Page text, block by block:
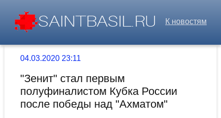
К новостям
04.03.2020 23:11
"Зенит" стал первым
полуфиналистом Кубка России
после победы над "Ахматом"